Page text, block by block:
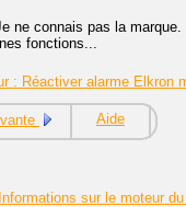
ne connais pas la
fonctions...
: Réactiver alarme Elkron
Aide
Informations sur le moteur